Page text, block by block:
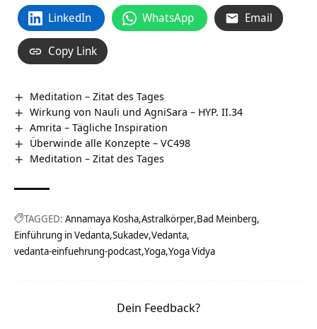
LinkedIn WhatsApp Email
Copy Link
Meditation – Zitat des Tages
Wirkung von Nauli und AgniSara – HYP. II.34
Amrita – Tägliche Inspiration
Überwinde alle Konzepte – VC498
Meditation – Zitat des Tages
TAGGED: Annamaya Kosha Astralkörper Bad Meinberg
Einführung in Vedanta Sukadev Vedanta
vedanta-einfuehrung-podcast Yoga Yoga Vidya
Dein Feedback?